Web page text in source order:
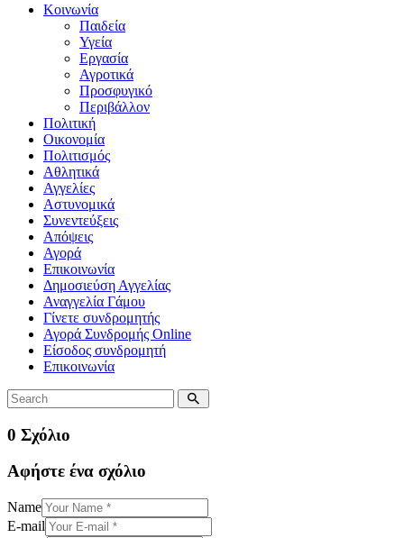
Κοινωνία
Παιδεία
Υγεία
Εργασία
Αγροτικά
Προσφυγικό
Περιβάλλον
Πολιτική
Οικονομία
Πολιτισμός
Αθλητικά
Αγγελίες
Αστυνομικά
Συνεντεύξεις
Απόψεις
Αγορά
Επικοινωνία
Δημοσιεύση Αγγελίας
Αναγγελία Γάμου
Γίνετε συνδρομητής
Αγορά Συνδρομής Online
Είσοδος συνδρομητή
Επικοινωνία
0 Σχόλιο
Αφήστε ένα σχόλιο
Name
E-mail